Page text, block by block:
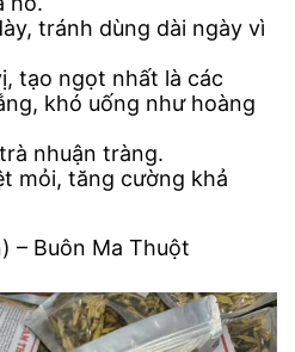
tránh dùng dài ngày vì
tạo ngọt nhất là các
khó uống như hoàng
nhuận tràng.
mỏi, tăng cường khả
– Buôn Ma Thuột